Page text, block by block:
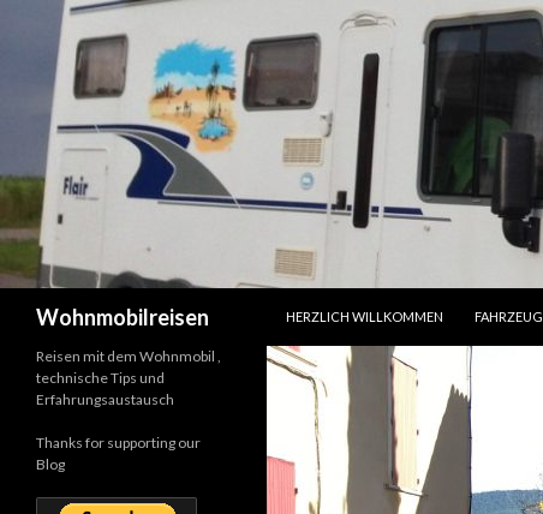
Wohnmobilreisen
HERZLICH WILLKOMMEN
FAHRZEUG
Reisen mit dem Wohnmobil ,
technische Tips und
Erfahrungsaustausch
Thanks for supporting our
Blog